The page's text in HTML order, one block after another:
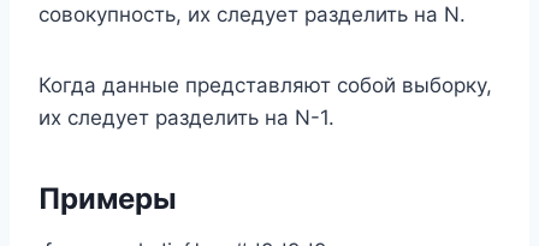
совокупность, их следует разделить на N.
Когда данные представляют собой выборку,
их следует разделить на N-1.
Примеры